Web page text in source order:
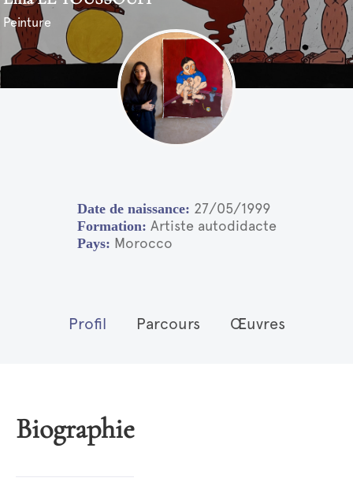
Peinture
27/05/1999
Artiste autodidacte
Morocco
Profil Parcours Œuvres
Biographie